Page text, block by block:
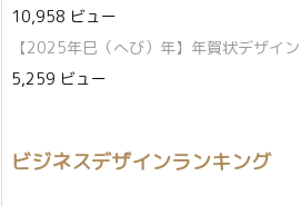
10,958 ビュー
【2025年巳（へび）年】年賀状デザイ
5,259 ビュー
ビジネスデザインランキング